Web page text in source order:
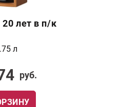
20 лет в п/к
л
руб.